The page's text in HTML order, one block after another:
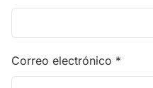
Correo electrónico *